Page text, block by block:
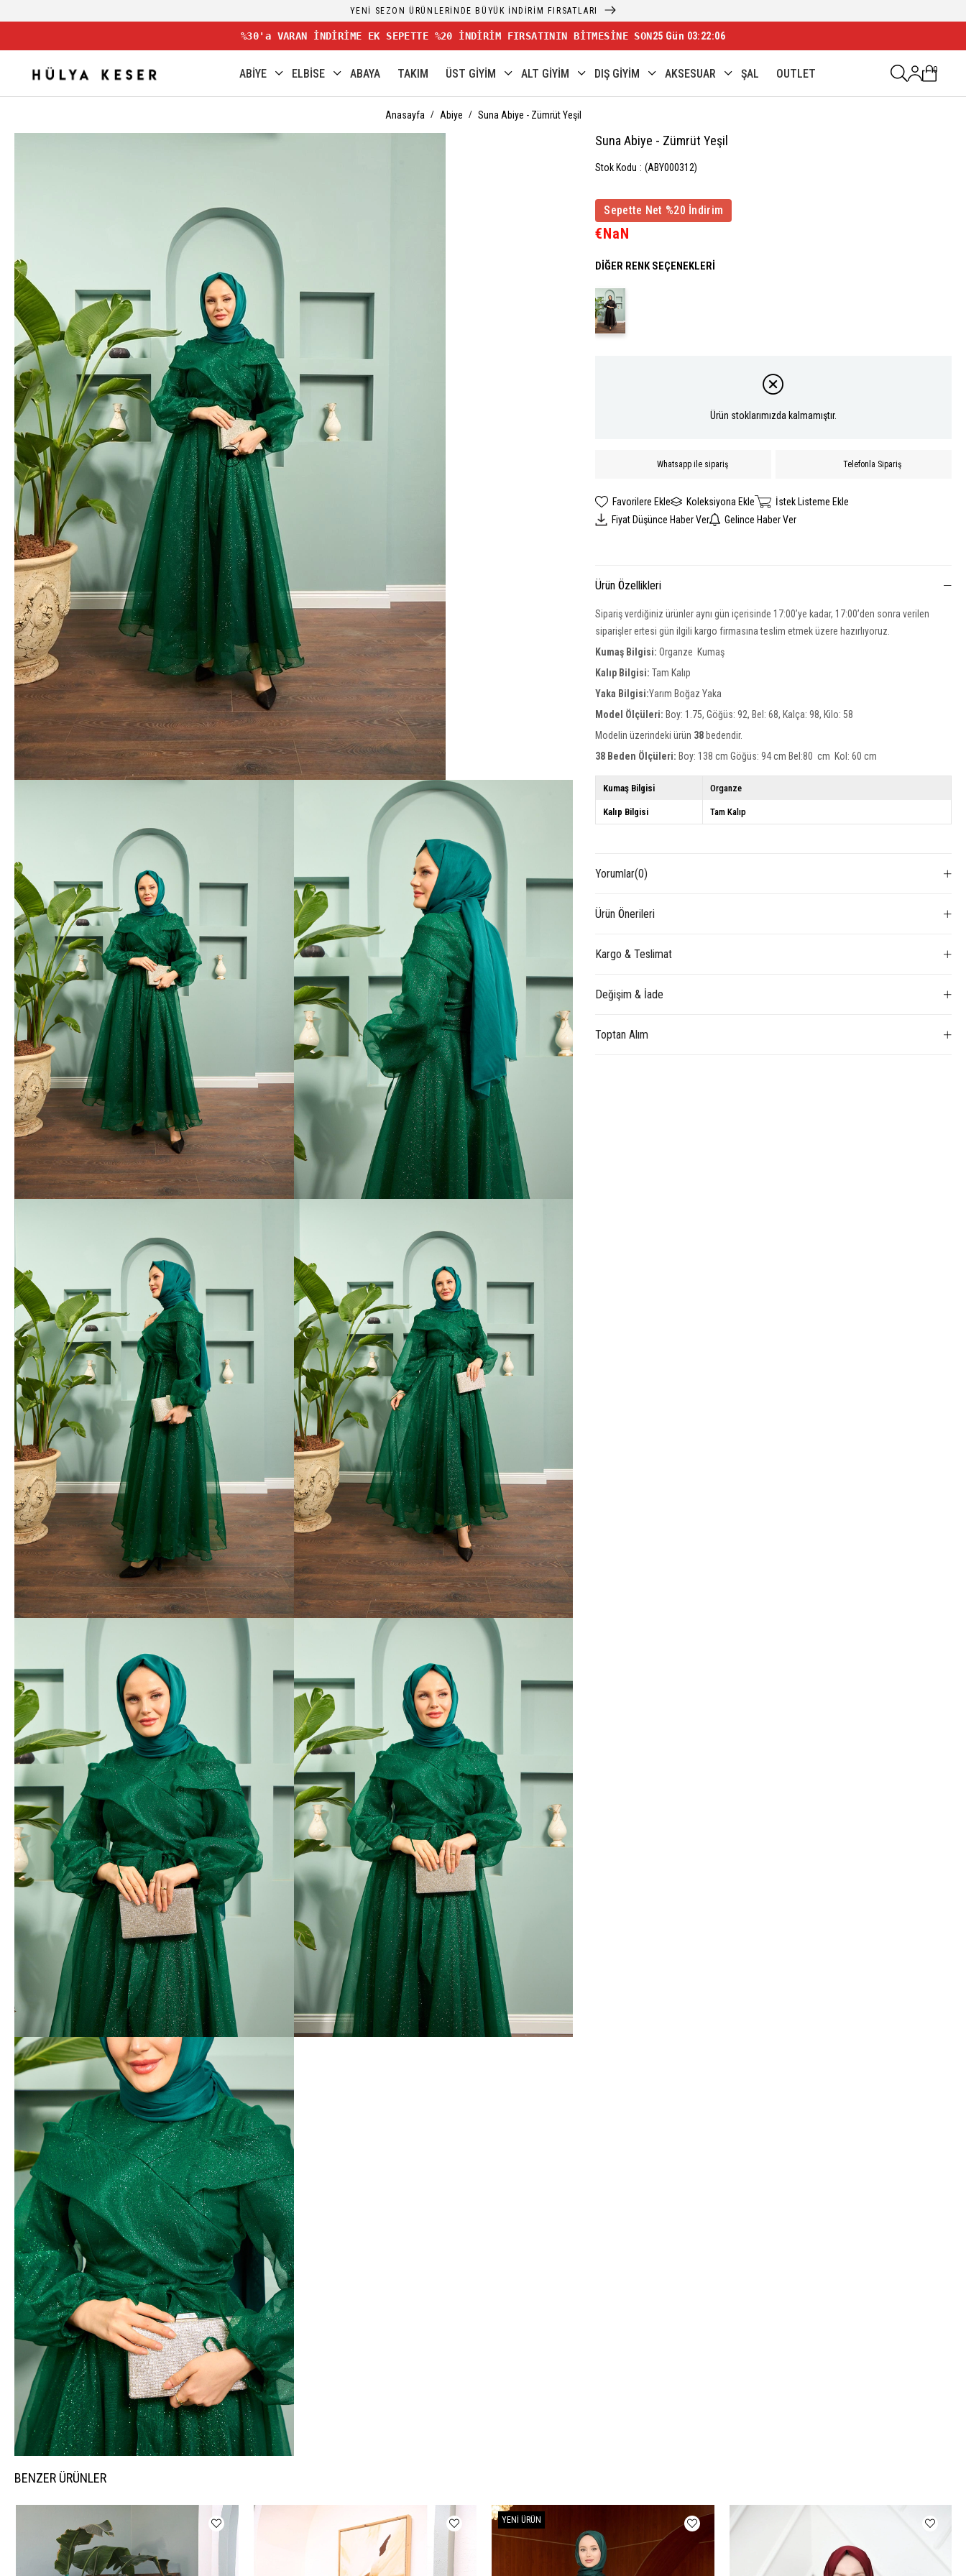
YENİ SEZON ÜRÜNLERİNDE BÜYÜK İNDİRİM FIRSATLARI
%30'a VARAN İNDİRİME EK SEPETTE %20 İNDİRİM FIRSATININ BİTMESİNE SON25 Gün 03:22:03
ABİYE ELBİSE ABAYA TAKIM ÜST GİYİM ALT GİYİM DIŞ GİYİM AKSESUAR ŞAL OUTLET 0
Anasayfa Abiye Suna Abiye - Zümrüt Yeşil
Suna Abiye - Zümrüt Yeşil
Stok Kodu (ABY000312)
Sepette Net %20 İndirim
€NaN
DIĞER RENK SEÇENEKLERI
Ürün stoklarımızda kalmamıştır.
Whatsapp ile sipariş Telefonla Sipariş
Favorilere Ekle Koleksiyona Ekle
İstek Listeme Ekle
Fiyat Düşünce Haber Ver
Gelince Haber Ver
Ürün Özellikleri
Sipariş verdiğiniz ürünler aynı gün içerisinde 17:00’ye kadar, 17:00’den sonra verilen
siparişler ertesi gün ilgili kargo firmasına teslim etmek üzere hazırlıyoruz.
Kumaş Bilgisi:Organze Kumaş
Kalıp Bilgisi:Tam Kalıp
Yaka Bilgisi:Yarım Boğaz Yaka
Model Ölçüleri: Boy: 1.75, Göğüs: 92, Bel: 68, Kalça: 98, Kilo: 58
Modelin üzerindeki ürün 38bedendir.
38 Beden Ölçüleri: Boy: 138 cm Göğüs: 94 cm Bel:80 cm Kol: 60 cm
Kumaş Bilgisi Organze
Kalıp Bilgisi Tam Kalıp
Yorumlar(0)
Ürün Önerileri
Kargo & Teslimat
Değişim & İade
Toptan Alım
BENZER ÜRÜNLER
YENI ÜRÜN